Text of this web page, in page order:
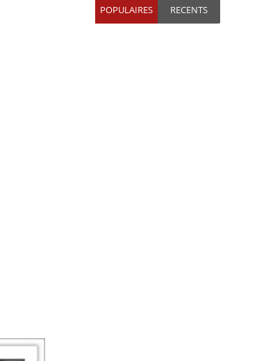
POPULAIRES RECENTS